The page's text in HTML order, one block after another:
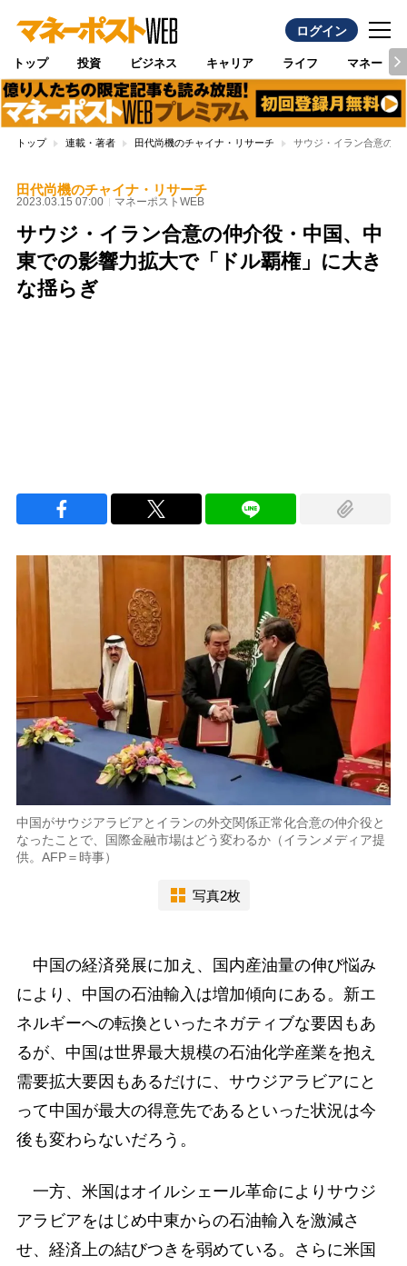
ログイン
トップ 投資 ビジネス キャリア ライフ マネー
トップ 連載・著者 田代尚機のチャイナ・リサーチ サウジ・イラン合意の
田代尚機のチャイナ・リサーチ
2023.03.15 07:00 マネーポストWEB
サウジ・イラン合意の仲介役・中国、中
東での影響力拡大で「ドル覇権」に大き
な揺らぎ
中国がサウジアラビアとイランの外交関係正常化合意の仲介役と
なったことで、国際金融市場はどう変わるか（イランメディア提
供。AFP＝時事）
写真2枚
中国の経済発展に加え、国内産油量の伸び悩み
により、中国の石油輸入は増加傾向にある。新エ
ネルギーへの転換といったネガティブな要因もあ
るが、中国は世界最大規模の石油化学産業を抱え
需要拡大要因もあるだけに、サウジアラビアにと
って中国が最大の得意先であるといった状況は今
後も変わらないだろう。
一方、米国はオイルシェール革命によりサウジ
アラビアをはじめ中東からの石油輸入を激減さ
せ、経済上の結びつきを弱めている。さらに米国